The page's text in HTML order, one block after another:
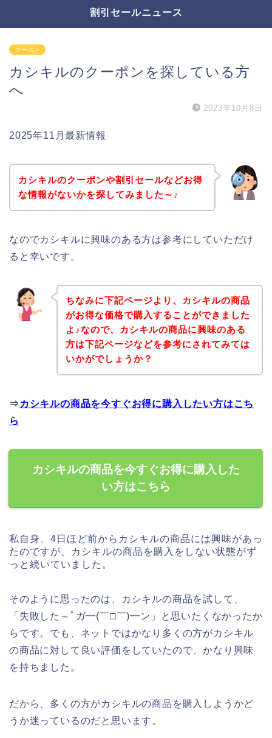
割引セールニュース
クーポン
カシキルのクーポンを探している方
へ
2023年10月8日
2025年11月最新情報
カシキルのクーポンや割引セールなどお得
な情報がないかを探してみました～♪
なのでカシキルに興味のある方は参考にしていただけ
ると幸いです。
ちなみに下記ページより、カシキルの商品
がお得な価格で購入することができました
よ♪なので、カシキルの商品に興味のある
方は下記ページなどを参考にされてみては
いかがでしょうか？
⇒ カシキルの商品を今すぐお得に購入したい方はこち
ら
カシキルの商品を今すぐお得に購入した
い方はこちら
私自身、4日ほど前からカシキルの商品には興味があっ
たのですが、カシキルの商品を購入をしない状態がず
っと続いていました。
そのように思ったのは、カシキルの商品を試して、
「失敗した～ﾟガ━(￣□￣)━ン」と思いたくなかったか
らです。でも、ネットではかなり多くの方がカシキル
の商品に対して良い評価をしていたので、かなり興味
を持ちました。
だから、多くの方がカシキルの商品を購入しようかど
うか迷っているのだと思います。